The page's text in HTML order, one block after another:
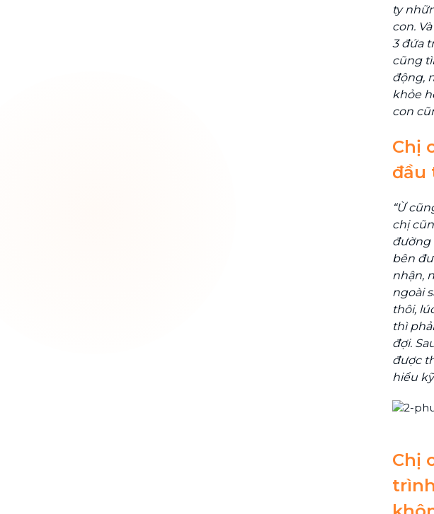
ty
con.
3 đứa
cũng
động,
khỏe
con
Chị
đầu
“Ừ
chị
đường
bên
nhận,
ngoài
thôi,
thì
đợi.
được
hiểu
Chị